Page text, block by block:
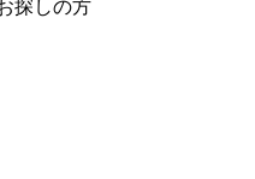
探しの方